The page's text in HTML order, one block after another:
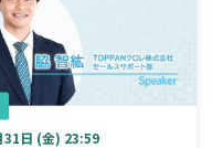
31日 (金) 23:59